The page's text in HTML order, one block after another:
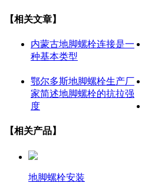
【相关文章】
内蒙古地脚螺栓连接是一
种基本类型
鄂尔多斯地脚螺栓生产厂
家简述地脚螺栓的抗拉强
度
【相关产品】
地脚螺栓安装